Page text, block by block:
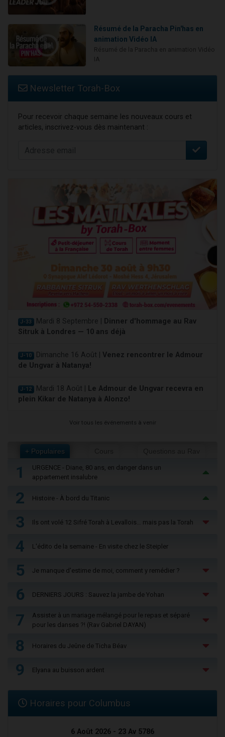
Résumé de la Paracha Pin'has en
animation Vidéo IA
Newsletter Torah-Box
Pour recevoir chaque semaine les nouveaux cours et
articles, inscrivez-vous dès maintenant :
J-33 Mardi 8 Septembre |
Dinner d'hommage au Rav
Sitruk à Londres — 10 ans déjà
J-10 Dimanche 16 Août | Venez rencontrer le Admour
de Ungvar à Natanya!
J-12 Mardi 18 Août |
Le Admour de Ungvar recevra en
plein Kikar de Natanya à Alonzo!
Voir tous les événements à venir
+ Populaires
1
URGENCE - Diane, 80 ans, en danger dans un
appartement insalubre
2 Histoire - À bord du Titanic
3 Ils ont volé 12 Sifré Torah à Levallois… mais pas la Torah
4 L'édito de la semaine - En visite chez le Steipler
5 Je manque d'estime de moi, comment y remédier ?
6 DERNIERS JOURS : Sauvez la jambe de Yohan
7
Assister à un mariage mélangé pour le repas et séparé
pour les danses ?! (Rav Gabriel DAYAN)
8 Horaires du Jeûne de Ticha Béav
9 Elyana au buisson ardent
Horaires pour Columbus
6 Août 2026 - 23 Av 5786